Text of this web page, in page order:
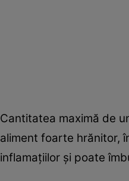
Cantitatea maximă de
aliment foarte hrănitor,
inflamaţiilor şi poate